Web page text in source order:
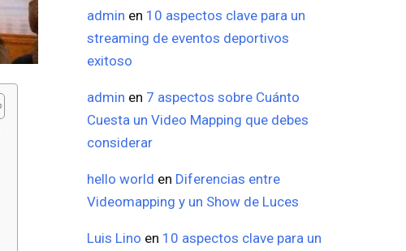
admin en 10 aspectos clave para un
streaming de eventos deportivos
exitoso
admin en 7 aspectos sobre Cuánto
Cuesta un Video Mapping que debes
considerar
hello world en Diferencias entre
Videomapping y un Show de Luces
Luis Lino en 10 aspectos clave para un